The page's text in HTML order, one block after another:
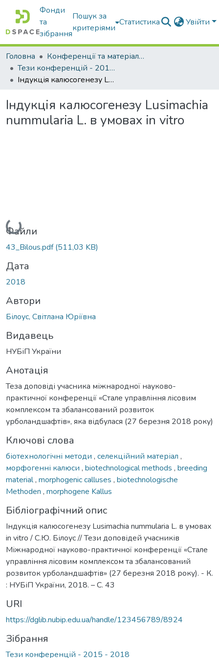
Фонди
та
зібрання
Пошук за
критеріями
Статистика Увійти
Головна
Конференції та матеріали конференцій
Тези конференцій - 2015 - 2018
Індукція калюсогенезу Lusimachia nummularia L. в умовах in vitro
Індукція калюсогенезу Lusimachia
nummularia L. в умовах in vitro
Вантажиться...
Файли
43_Bilous.pdf(511,03 KB)
Дата
2018
Автори
Білоус, Світлана Юріївна
Видавець
НУБіП України
Анотація
Теза доповіді учасника міжнародної науково-
практичної конференції «Стале управління лісовим
комплексом та збалансований розвиток
урболандшафтів», яка відбулася (27 березня 2018 року)
Ключові слова
біотехнологічні методи , селекційний матеріал ,
морфогенні калюси , biotechnological methods , breeding
material, morphogenic calluses , biotechnologische
Methoden , morphogene Kallus
Бібліографічний опис
Індукція калюсогенезу Lusimachia nummularia L. в умовах
in vitro / С.Ю. Білоус // Тези доповідей учасників
Міжнародної науково-практичної конференції «Стале
управління лісовим комплексом та збалансований
розвиток урболандшафтів» (27 березня 2018 року). - К.
: НУБіП України, 2018. – С. 43
URI
https://dglib.nubip.edu.ua/handle/123456789/8924
Зібрання
Тези конференцій - 2015 - 2018